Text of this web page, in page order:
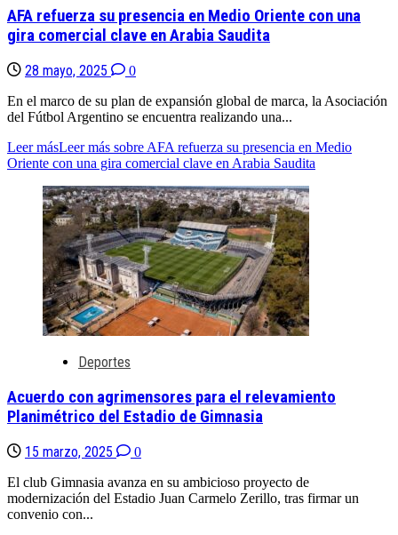
AFA refuerza su presencia en Medio Oriente con una
gira comercial clave en Arabia Saudita
28 mayo, 2025
0
En el marco de su plan de expansión global de marca, la Asociación
del Fútbol Argentino se encuentra realizando una...
Leer másLeer más sobre AFA refuerza su presencia en Medio
Oriente con una gira comercial clave en Arabia Saudita
Deportes
Acuerdo con agrimensores para el relevamiento
Planimétrico del Estadio de Gimnasia
15 marzo, 2025
0
El club Gimnasia avanza en su ambicioso proyecto de
modernización del Estadio Juan Carmelo Zerillo, tras firmar un
convenio con...